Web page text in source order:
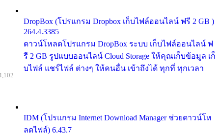
DropBox (โปรแกรม Dropbox เก็บไฟล์ออนไลน์ ฟรี 2 GB )
264.4.3385
ดาวน์โหลดโปรแกรม DropBox ระบบ เก็บไฟล์ออนไลน์ ฟ
รี 2 GB รูปแบบออนไลน์ Cloud Storage ให้คุณเก็บข้อมูล เก็
บไฟล์ แชร์ไฟล์ ต่างๆ ให้คนอื่น เข้าถึงได้ ทุกที่ ทุกเวลา
IDM (โปรแกรม Internet Download Manager ช่วยดาวน์โห
ลดไฟล์) 6.43.7